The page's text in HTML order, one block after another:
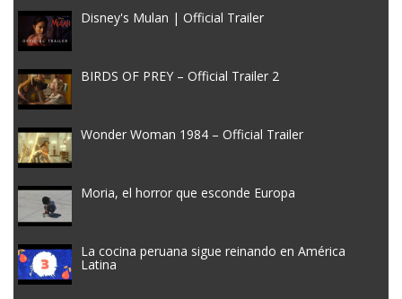
Disney's Mulan | Official Trailer
BIRDS OF PREY – Official Trailer 2
Wonder Woman 1984 – Official Trailer
Moria, el horror que esconde Europa
La cocina peruana sigue reinando en América
Latina